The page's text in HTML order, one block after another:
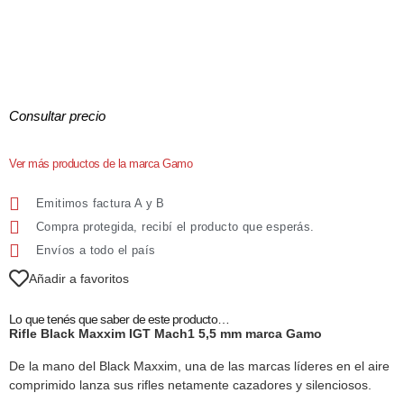
Consultar precio
Ver más productos de la marca Gamo
Emitimos factura A y B
Compra protegida, recibí el producto que esperás.
Envíos a todo el país
Añadir a favoritos
Lo que tenés que saber de este producto…
Rifle Black Maxxim IGT Mach1 5,5 mm marca Gamo
De la mano del Black Maxxim, una de las marcas líderes en el aire
comprimido lanza sus rifles netamente cazadores y silenciosos.